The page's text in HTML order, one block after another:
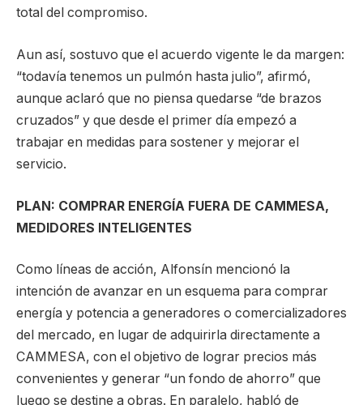
total del compromiso.
Aun así, sostuvo que el acuerdo vigente le da margen:
“todavía tenemos un pulmón hasta julio”, afirmó,
aunque aclaró que no piensa quedarse “de brazos
cruzados” y que desde el primer día empezó a
trabajar en medidas para sostener y mejorar el
servicio.
PLAN: COMPRAR ENERGÍA FUERA DE CAMMESA,
MEDIDORES INTELIGENTES
Como líneas de acción, Alfonsín mencionó la
intención de avanzar en un esquema para comprar
energía y potencia a generadores o comercializadores
del mercado, en lugar de adquirirla directamente a
CAMMESA, con el objetivo de lograr precios más
convenientes y generar “un fondo de ahorro” que
luego se destine a obras. En paralelo, habló de